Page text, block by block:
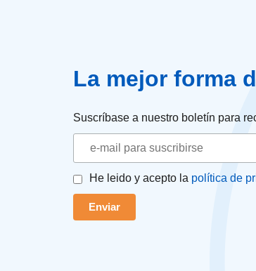
La mejor forma
Suscríbase a nuestro boletín para
He leido y acepto la política de